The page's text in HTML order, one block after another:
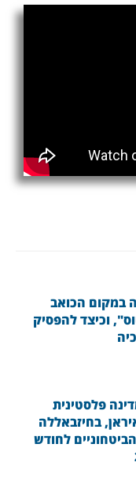
במקום הכואב
וכיצד להפסיק
פלסטינית
באיראן, בחיזבאללה
לחודש